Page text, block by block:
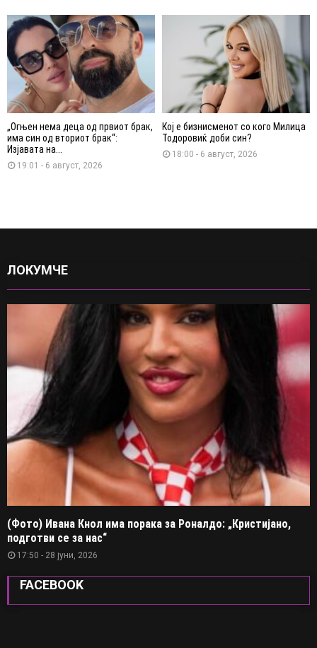
„Огњен нема деца од првиот брак,
има син од вториот брак“:
Изјавата на...
19:01 - 6 август, 2026
Кој е бизнисменот со кого Милица
Тодоровиќ доби син?
18:00 - 6 август, 2026
ЛОКУМЧЕ
(Фото) Ивана Кнол има порака за Роналдо: „Кристијано,
подготви се за нас“
17:50 - 28 јуни, 2026
FACEBOOK